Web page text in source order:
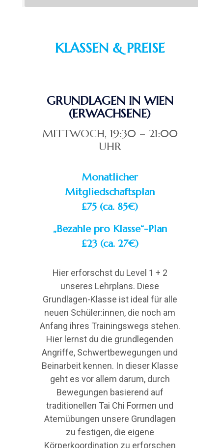
KLASSEN & PREISE
GRUNDLAGEN IN WIEN
(ERWACHSENE)
MITTWOCH, 19:30 – 21:00
UHR
Monatlicher
Mitgliedschaftsplan
£75 (ca. 85€)
„Bezahle pro Klasse“-Plan
£23 (ca. 27€)
Hier erforschst du Level 1 + 2
unseres Lehrplans. Diese
Grundlagen-Klasse ist ideal für alle
neuen Schüler:innen, die noch am
Anfang ihres Trainingswegs stehen.
Hier lernst du die grundlegenden
Angriffe, Schwertbewegungen und
Beinarbeit kennen. In dieser Klasse
geht es vor allem darum, durch
Bewegungen basierend auf
traditionellen Tai Chi Formen und
Atemübungen unsere Grundlagen
zu festigen, die eigene
Körperkoordination zu erforschen